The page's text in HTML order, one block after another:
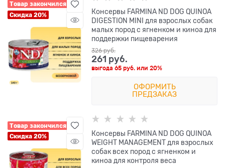
Товар закончился
Скидка 20%
Консервы FARMINA ND DOG QUINOA
DIGESTION MINI для взрослых собак
малых пород с ягненком и киноа для
поддержки пищеварения
326 руб.
261 руб.
выгода65 руб. или20%
ОФОРМИТЬ
ПРЕДЗАКАЗ
Товар закончился
Скидка 20%
Консервы FARMINA ND DOG QUINOA
WEIGHT MANAGEMENT для взрослых
собак всех пород с ягненком и
киноа для контроля веса